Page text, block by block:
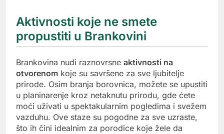
Aktivnosti koje ne smete
propustiti u Brankovini
Brankovina nudi raznovrsne aktivnosti na
otvorenom koje su savršene za sve ljubitelje
prirode. Osim branja borovnica, možete se upustiti
u planinarenje kroz netaknutu prirodu, gde ćete
moći uživati u spektakularnim pogledima i svežem
vazduhu. Ove staze su pogodne za sve uzraste,
što ih čini idealnim za porodice koje žele da